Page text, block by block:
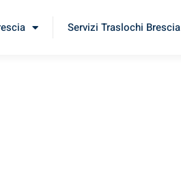
Servizi Traslochi Brescia